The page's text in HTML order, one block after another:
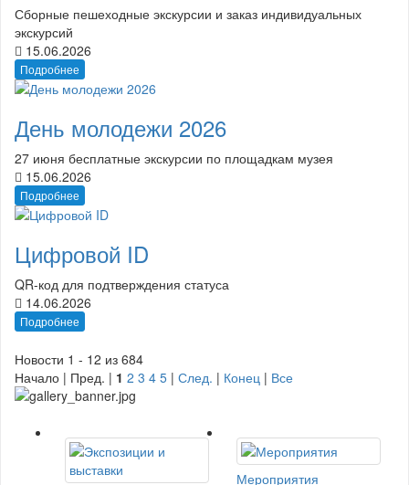
Сборные пешеходные экскурсии и заказ индивидуальных
экскурсий
15.06.2026
Подробнее
День молодежи 2026
27 июня бесплатные экскурсии по площадкам музея
15.06.2026
Подробнее
Цифровой ID
QR-код для подтверждения статуса
14.06.2026
Подробнее
Новости 1 - 12 из 684
Начало | Пред. | 1 2 3 4 5 | След. | Конец | Все
Мероприятия